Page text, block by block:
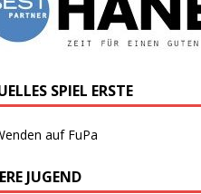
SPIEL ERSTE
auf FuPa
JUGEND